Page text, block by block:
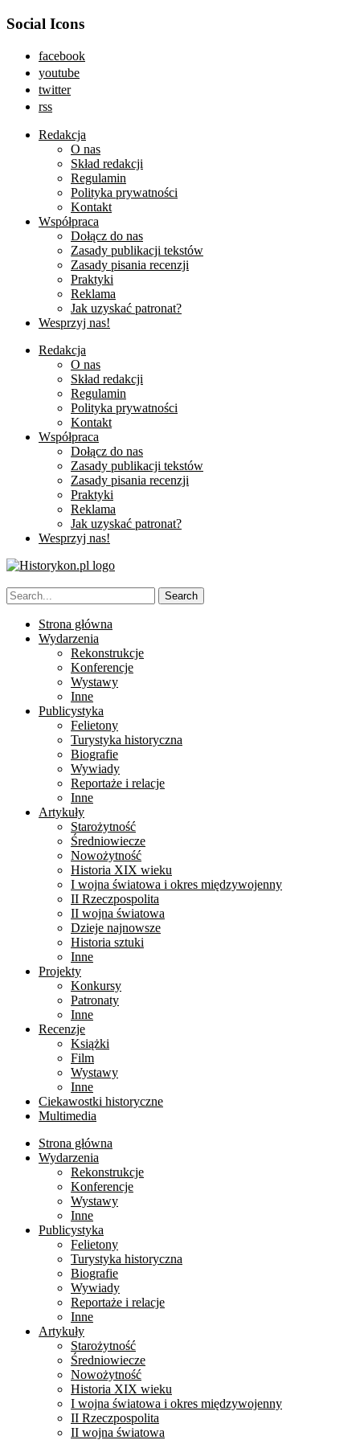
Social Icons
facebook
youtube
twitter
rss
Redakcja
O nas
Skład redakcji
Regulamin
Polityka prywatności
Kontakt
Współpraca
Dołącz do nas
Zasady publikacji tekstów
Zasady pisania recenzji
Praktyki
Reklama
Jak uzyskać patronat?
Wesprzyj nas!
Redakcja
O nas
Skład redakcji
Regulamin
Polityka prywatności
Kontakt
Współpraca
Dołącz do nas
Zasady publikacji tekstów
Zasady pisania recenzji
Praktyki
Reklama
Jak uzyskać patronat?
Wesprzyj nas!
Strona główna
Wydarzenia
Rekonstrukcje
Konferencje
Wystawy
Inne
Publicystyka
Felietony
Turystyka historyczna
Biografie
Wywiady
Reportaże i relacje
Inne
Artykuły
Starożytność
Średniowiecze
Nowożytność
Historia XIX wieku
I wojna światowa i okres międzywojenny
II Rzeczpospolita
II wojna światowa
Dzieje najnowsze
Historia sztuki
Inne
Projekty
Konkursy
Patronaty
Inne
Recenzje
Książki
Film
Wystawy
Inne
Ciekawostki historyczne
Multimedia
Strona główna
Wydarzenia
Rekonstrukcje
Konferencje
Wystawy
Inne
Publicystyka
Felietony
Turystyka historyczna
Biografie
Wywiady
Reportaże i relacje
Inne
Artykuły
Starożytność
Średniowiecze
Nowożytność
Historia XIX wieku
I wojna światowa i okres międzywojenny
II Rzeczpospolita
II wojna światowa